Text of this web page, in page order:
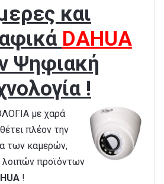
και
DAHUA
Ψηφιακή
!
με χαρά
πλέον την
των καμερών,
λοιπών προϊόντων
!